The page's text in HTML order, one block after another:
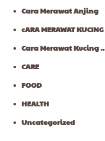
Cara Merawat Anjing
cARA MERAWAT KUCING
Cara Merawat Kucing ..
CARE
FOOD
HEALTH
Uncategorized